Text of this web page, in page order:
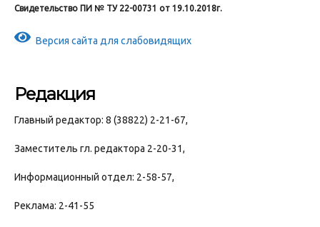
Свидетельство ПИ № ТУ 22-00731 от 19.10.2018г.
Версия сайта для слабовидящих
Редакция
Главный редактор: 8 (38822) 2-21-67,
Заместитель гл. редактора 2-20-31,
Информационный отдел: 2-58-57,
Реклама: 2-41-55